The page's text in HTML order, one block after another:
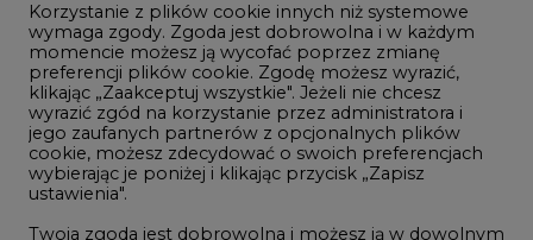
Innowacje i AI
Telekomunikacja i IT
Handel emisjami CO2
Wodór
Górnictwo
Korzystanie z plików cookie innych niż systemowe
wymaga zgody. Zgoda jest dobrowolna i w każdym
momencie możesz ją wycofać poprzez zmianę
preferencji plików cookie. Zgodę możesz wyrazić,
klikając „Zaakceptuj wszystkie". Jeżeli nie chcesz
wyrazić zgód na korzystanie przez administratora i
jego zaufanych partnerów z opcjonalnych plików
cookie, możesz zdecydować o swoich preferencjach
wybierając je poniżej i klikając przycisk „Zapisz
ustawienia".
Twoja zgoda jest dobrowolna i możesz ją w dowolnym